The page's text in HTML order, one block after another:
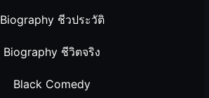
Biography ชีวประวัติ
Biography ชีวิตจริง
Black Comedy